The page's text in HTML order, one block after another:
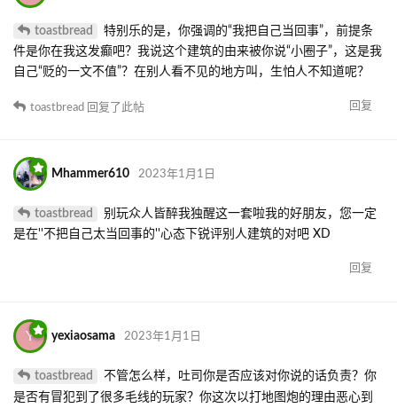
toastbread
特别乐的是，你强调的“我把自己当回事”，前提条
件是你在我这发癫吧？我说这个建筑的由来被你说“小圈子”，这是我
自己“贬的一文不值”？在别人看不见的地方叫，生怕人不知道呢？
回复
toastbread 回复了此帖
Mhammer610 2023年1月1日
toastbread
别玩众人皆醉我独醒这一套啦我的好朋友，您一定
是在''不把自己太当回事的''心态下锐评别人建筑的对吧 XD
回复
Y yexiaosama 2023年1月1日
toastbread
不管怎么样，吐司你是否应该对你说的话负责？你
是否有冒犯到了很多毛线的玩家？你这次以打地图炮的理由恶心到